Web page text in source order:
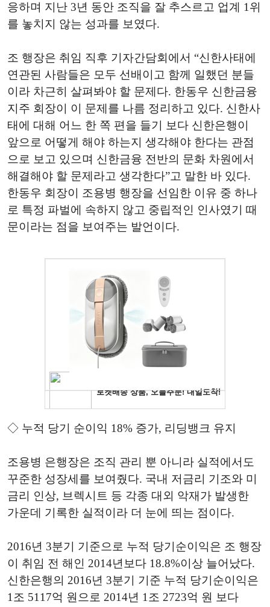
응하며 지난 3년 동안 조직을 잘 추스르고 업계 1위
를 놓치지 않는 성과를 보였다.
조 행장은 취임 직후 기자간담회에서 “신한사태에
연관된 사람들은 모두 선배이고 함께 일했던 분들
이라 차근히 살펴봐야 할 문제다. 한동우 신한금융
지주 회장이 이 문제를 나름 정리하고 있다. 신한사
태에 대해 어느 한 쪽 편을 들기 보다 신한은행이
앞으로 어떻게 해야 하는지 생각해야 한다는 관점
으로 보고 있으며 신한금융 전반의 문화 차원에서
해결해야 할 문제라고 생각한다”고 말한 바 있다.
한동우 회장이 조용병 행장을 선임한 이유 중 하나
로 특정 파벌에 속하지 않고 중립적인 인사였기 때
문이라는 점을 보여주는 발언이다.
◇ 누적 당기 순이익 18% 증가, 리딩뱅크 유지
조용병 은행장은 조직 관리 뿐 아니라 실적에서도
꾸준한 성장세를 보여줬다. 국내 저금리 기조와 미
금리 인상, 브렉시트 등 각종 대외 악재가 발생한
가운데 기록한 실적이라 더 눈에 띄는 점이다.
2016년 3분기 기준으로 누적 당기순이익은 조 행장
이 취임 전 해인 2014년보다 18.8%이상 늘어났다.
신한은행의 2016년 3분기 기준 누적 당기순이익은
1조 5117억 원으로 2014년 1조 2723억 원 보다